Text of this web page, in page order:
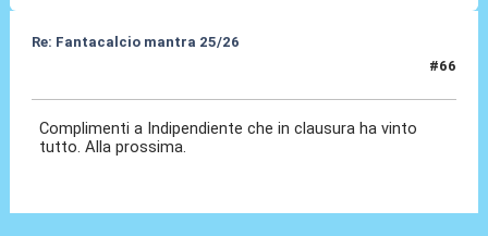
Re: Fantacalcio mantra 25/26
#66
Complimenti a Indipendiente che in clausura ha vinto
tutto. Alla prossima.